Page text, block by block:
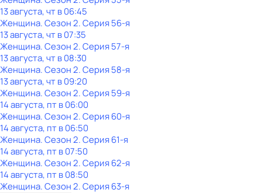
13 августа, чт в 06:45
Женщина. Сезон 2. Серия 56-я
13 августа, чт в 07:35
Женщина. Сезон 2. Серия 57-я
13 августа, чт в 08:30
Женщина. Сезон 2. Серия 58-я
13 августа, чт в 09:20
Женщина. Сезон 2. Серия 59-я
14 августа, пт в 06:00
Женщина. Сезон 2. Серия 60-я
14 августа, пт в 06:50
Женщина. Сезон 2. Серия 61-я
14 августа, пт в 07:50
Женщина. Сезон 2. Серия 62-я
14 августа, пт в 08:50
Женщина. Сезон 2. Серия 63-я